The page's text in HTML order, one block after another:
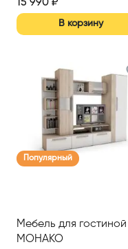
15 990 ₽
В корзину
Популярный
Мебель для гостиной
МОНАКО